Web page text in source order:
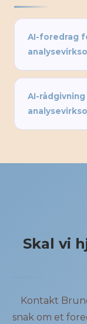
AI-foredrag
AI-
Skal vi
Kontakt
snak om et